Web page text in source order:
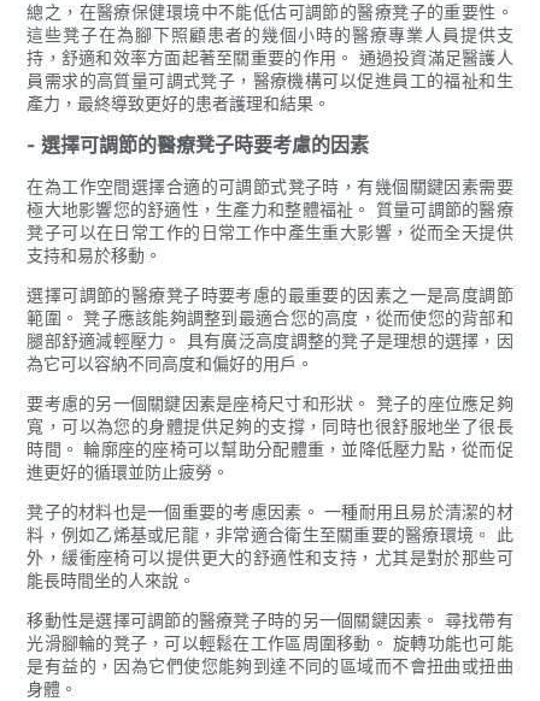
總之，在醫療保健環境中不能低估可調節的醫療凳子的重要性。
這些凳子在為腳下照顧患者的幾個小時的醫療專業人員提供支
持，舒適和效率方面起著至關重要的作用。 通過投資滿足醫護人
員需求的高質量可調式凳子，醫療機構可​​以促進員工的福祉和生
產力，最終導致更好的患者護理和結果。
- 選擇可調節的醫療凳子時要考慮的因素
在為工作空間選擇合適的可調節式凳子時，有幾個關鍵因素需要
極大地影響您的舒適性，生產力和整體福祉。 質量可調節的醫療
凳子可以在日常工作的日常工作中產生重大影響，從而全天提供
支持和易於移動。
選擇可調節的醫療凳子時要考慮的最重要的因素之一是高度調節
範圍。 凳子應該能夠調整到最適合您的高度，從而使您的背部和
腿部舒適減輕壓力。 具有廣泛高度調整的凳子是理想的選擇，因
為它可以容納不同高度和偏好的用戶。
要考慮的另一個關鍵因素是座椅尺寸和形狀。 凳子的座位應足夠
寬，可以為您的身體提供足夠的支撐，同時也很舒服地坐了很長
時間。 輪廓座的座椅可以幫助分配體重，並降低壓力點，從而促
進更好的循環並防止疲勞。
凳子的材料也是一個重要的考慮因素。 一種耐用且易於清潔的材
料，例如乙烯基或尼龍，非常適合衛生至關重要的醫療環境。 此
外，緩衝座椅可以提供更大的舒適性和支持，尤其是對於那些可
能長時間坐的人來說。
移動性是選擇可調節的醫療凳子時的另一個關鍵因素。 尋找帶有
光滑腳輪的凳子，可以輕鬆在工作區周圍移動。 旋轉功能也可能
是有益的，因為它們使您能夠到達不同的區域而不會扭曲或扭曲
身體。